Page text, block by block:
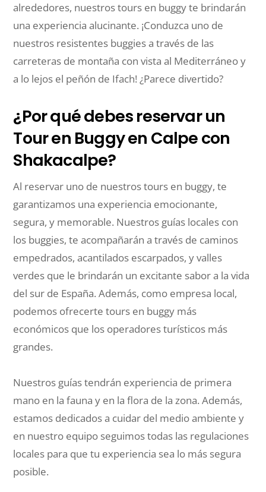
alrededores, nuestros tours en buggy te brindarán
una experiencia alucinante. ¡Conduzca uno de
nuestros resistentes buggies a través de las
carreteras de montaña con vista al Mediterráneo y
a lo lejos el peñón de Ifach! ¿Parece divertido?
¿Por qué debes reservar un
Tour en Buggy en Calpe con
Shakacalpe?
Al reservar uno de nuestros tours en buggy, te
garantizamos una experiencia emocionante,
segura, y memorable. Nuestros guías locales con
los buggies, te acompañarán a través de caminos
empedrados, acantilados escarpados, y valles
verdes que le brindarán un excitante sabor a la vida
del sur de España. Además, como empresa local,
podemos ofrecerte tours en buggy más
económicos que los operadores turísticos más
grandes.
Nuestros guías tendrán experiencia de primera
mano en la fauna y en la flora de la zona. Además,
estamos dedicados a cuidar del medio ambiente y
en nuestro equipo seguimos todas las regulaciones
locales para que tu experiencia sea lo más segura
posible.